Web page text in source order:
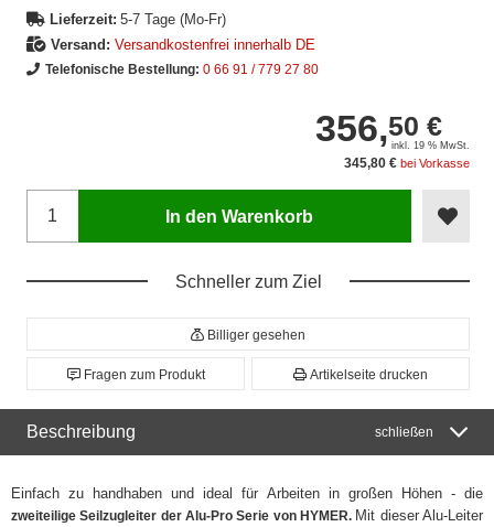
Lieferzeit: 5-7 Tage (Mo-Fr)
Versand: Versandkostenfrei innerhalb DE
Telefonische Bestellung: 0 66 91 / 779 27 80
356,50 €
inkl. 19 % MwSt.
345,80 € bei Vorkasse
In den Warenkorb
Schneller zum Ziel
Billiger gesehen
Fragen zum Produkt Artikelseite drucken
Beschreibung schließen
Einfach zu handhaben und ideal für Arbeiten in großen Höhen - die
zweiteilige Seilzugleiter der Alu-Pro Serie von HYMER. Mit dieser Alu-Leiter